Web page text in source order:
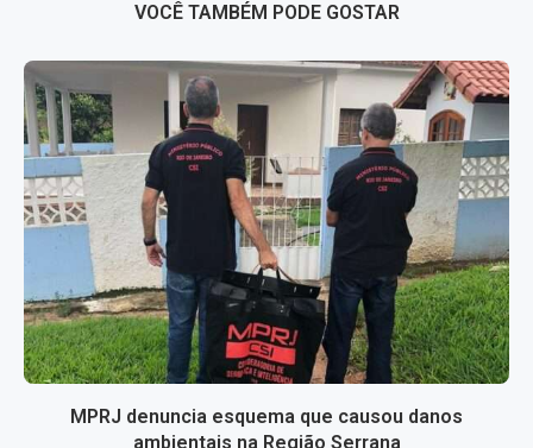
VOCÊ TAMBÉM PODE GOSTAR
MPRJ denuncia esquema que causou danos
ambientais na Região Serrana